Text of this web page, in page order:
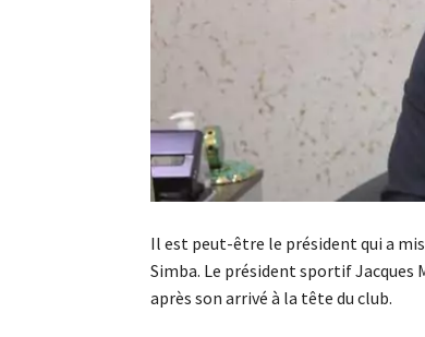
Il est peut-être le président qui a
Simba. Le président sportif Jacques
après son arrivé à la tête du club.